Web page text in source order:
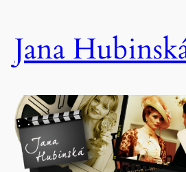
obsah
Jana